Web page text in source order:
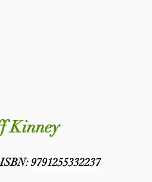
Kinney
ISBN: 9791255332237